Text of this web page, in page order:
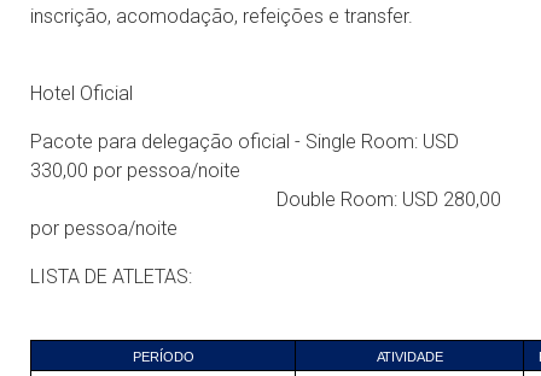
inscrição, acomodação, refeições e transfer.
Hotel Oficial
Pacote para delegação oficial - Single Room: USD
330,00 por pessoa/noite
Double Room: USD 280,00
por pessoa/noite
LISTA DE ATLETAS:
PERÍODO ATIVIDADE